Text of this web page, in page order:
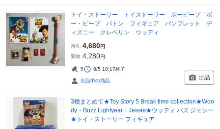
トイ・ストーリー トイストーリー ボーピープ ボ
ー・ピープ バトン フィギュア パンフレット デ
ィズニー クレベリン ウッディ
落札 4,680円
開始 4,280円
5 8/5 18:17終了
出品中の商品 出品
3種まとめて★Toy Story 5 Break time collection★Woo
dy・Buzz Lightyear・Jessie★ウッディ バズ ジェシー
★トイ・ストーリー フィギュア